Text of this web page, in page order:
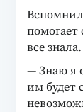
помогает
все
— Знаю я
им будет